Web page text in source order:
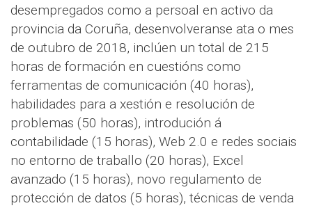
desempregados como a persoal en activo da
provincia da Coruña, desenvolveranse ata o mes
de outubro de 2018, inclúen un total de 215
horas de formación en cuestións como
ferramentas de comunicación (40 horas),
habilidades para a xestión e resolución de
problemas (50 horas), introdución á
contabilidade (15 horas), Web 2.0 e redes sociais
no entorno de traballo (20 horas), Excel
avanzado (15 horas), novo regulamento de
protección de datos (5 horas), técnicas de venda